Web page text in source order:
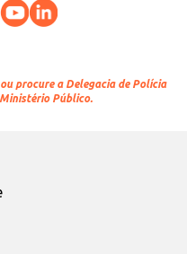
procure a Delegacia de Polícia
Público.